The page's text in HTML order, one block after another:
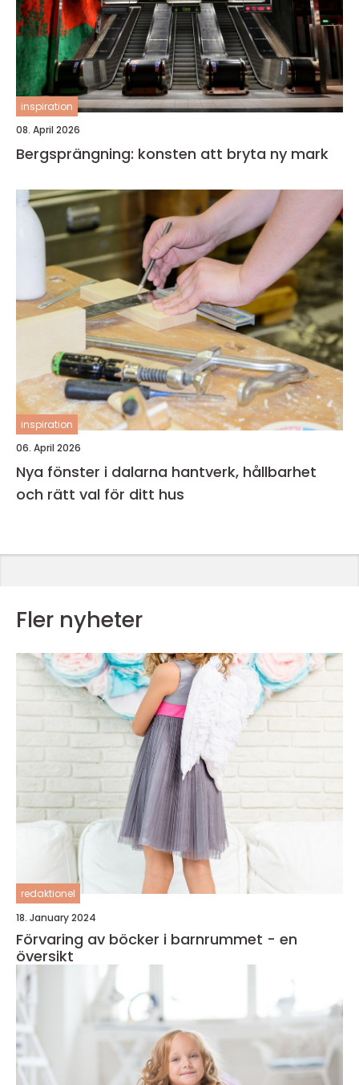
inspiration
08. April 2026
Bergsprängning: konsten att bryta ny mark
inspiration
06. April 2026
Nya fönster i dalarna hantverk, hållbarhet
och rätt val för ditt hus
Fler nyheter
redaktionel
18. January 2024
Förvaring av böcker i barnrummet - en
översikt